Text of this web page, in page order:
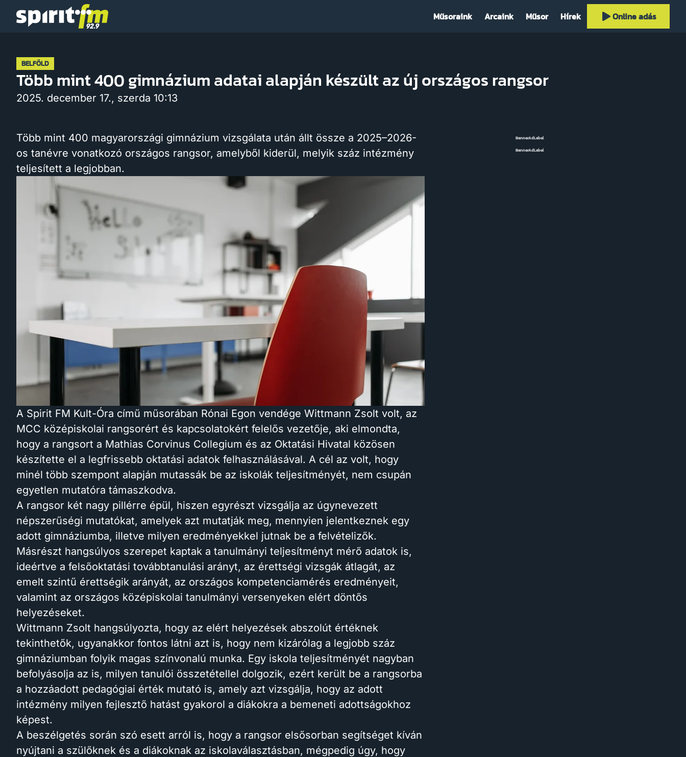
Műsoraink Arcaink Műsor Hírek Online adás
BELFÖLD
Több mint 400 gimnázium adatai alapján készült az új országos rangsor
2025. december 17., szerda 10:13
BannerAdLabel
BannerAdLabel
Több mint 400 magyarországi gimnázium vizsgálata után állt össze a 2025–2026-
os tanévre vonatkozó országos rangsor, amelyből kiderül, melyik száz intézmény
teljesített a legjobban.
A Spirit FM Kult-Óra című műsorában Rónai Egon vendége Wittmann Zsolt volt, az
MCC középiskolai rangsorért és kapcsolatokért felelős vezetője, aki elmondta,
hogy a rangsort a Mathias Corvinus Collegium és az Oktatási Hivatal közösen
készítette el a legfrissebb oktatási adatok felhasználásával. A cél az volt, hogy
minél több szempont alapján mutassák be az iskolák teljesítményét, nem csupán
egyetlen mutatóra támaszkodva.
A rangsor két nagy pillérre épül, hiszen egyrészt vizsgálja az úgynevezett
népszerűségi mutatókat, amelyek azt mutatják meg, mennyien jelentkeznek egy
adott gimnáziumba, illetve milyen eredményekkel jutnak be a felvételizők.
Másrészt hangsúlyos szerepet kaptak a tanulmányi teljesítményt mérő adatok is,
ideértve a felsőoktatási továbbtanulási arányt, az érettségi vizsgák átlagát, az
emelt szintű érettségik arányát, az országos kompetenciamérés eredményeit,
valamint az országos középiskolai tanulmányi versenyeken elért döntős
helyezéseket.
Wittmann Zsolt hangsúlyozta, hogy az elért helyezések abszolút értéknek
tekinthetők, ugyanakkor fontos látni azt is, hogy nem kizárólag a legjobb száz
gimnáziumban folyik magas színvonalú munka. Egy iskola teljesítményét nagyban
befolyásolja az is, milyen tanulói összetétellel dolgozik, ezért került be a rangsorba
a hozzáadott pedagógiai érték mutató is, amely azt vizsgálja, hogy az adott
intézmény milyen fejlesztő hatást gyakorol a diákokra a bemeneti adottságokhoz
képest.
A beszélgetés során szó esett arról is, hogy a rangsor elsősorban segítséget kíván
nyújtani a szülőknek és a diákoknak az iskolaválasztásban, mégpedig úgy, hogy